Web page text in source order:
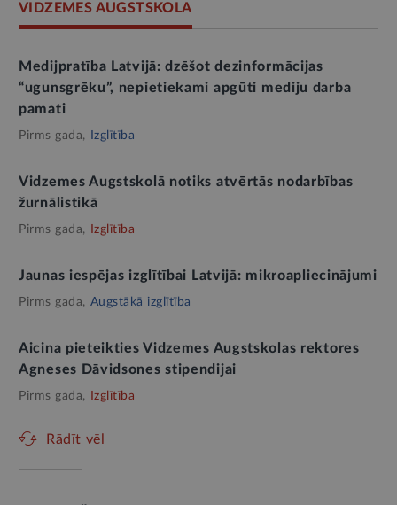
VIDZEMES AUGSTSKOLA
Medijpratība Latvijā: dzēšot dezinformācijas
“ugunsgrēku”, nepietiekami apgūti mediju darba
pamati
Pirms gada, Izglītība
Vidzemes Augstskolā notiks atvērtās nodarbības
žurnālistikā
Pirms gada, Izglītība
Jaunas iespējas izglītībai Latvijā: mikroapliecinājumi
Pirms gada, Augstākā izglītība
Aicina pieteikties Vidzemes Augstskolas rektores
Agneses Dāvidsones stipendijai
Pirms gada, Izglītība
Rādīt vēl